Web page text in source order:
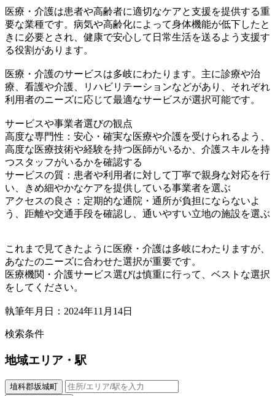
医療・介護は患者や高齢者に適切なケアと支援を提供する重
要な業種です。病気や高齢化によって身体機能が低下したと
きに必要とされ、健康で安心して日常生活を送るよう支援す
る役割があります。
医療・介護のサービスは多岐にわたります。主に診療や治
療、看護や介護、リハビリテーションなどがあり、それぞれ
利用者のニーズに応じて最適なサービスが選択可能です。
サービスや事業者選びの観点
高度な専門性：安心・確実な医療や介護を受けられるよう、
高度な医療技術や経験を持つ医師がいるか、介護スキルを持
つスタッフがいるかを確認する
サービスの質：患者や利用者に対して丁寧で親身な対応を行
い、きめ細やかなケアを提供している事業者を選ぶ
アクセスの良さ：定期的な通院・通所が負担にならないよ
う、距離や交通手段を確認し、通いやすい立地の施設を選ぶ
これまで見てきたように医療・介護は多岐にわたりますが、
あなたのニーズに合わせた選択が重要です。
医療機関・介護サービス選びは慎重に行って、ベストな選択
をしてください。
執筆年月日：2024年11月14日
検索条件
地域エリア・駅
埴科郡坂城町